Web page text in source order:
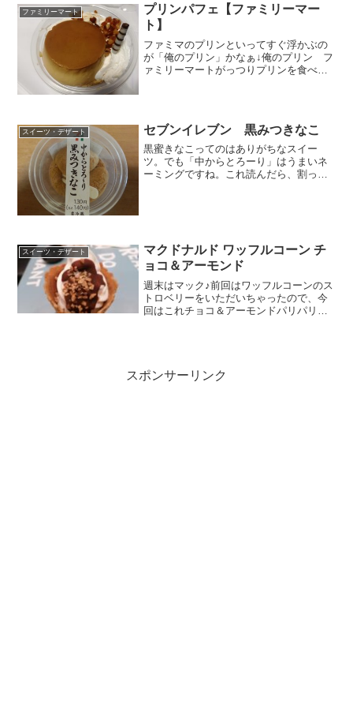
ファミリーマート
プリンパフェ【ファミリーマー
ト】
ファミマのプリンといってすぐ浮かぶの
が「俺のプリン」かなぁ↓俺のプリン フ
ァミリーマートがっつりプリンを食べた
スイーツ・デザート セブンイレブン 黒みつきなこ
黒蜜きなこってのはありがちなスイー
ツ。でも「中からとろーり」はうまいネ
ーミングですね。これ読んだら、割った
スイーツ・デザート
マクドナルド ワッフルコーン チ
ョコ＆アーモンド
週末はマック♪前回はワッフルコーンのス
トロベリーをいただいちゃったので、今
回はこれチョコ＆アーモンドパリパリコ
スポンサーリンク